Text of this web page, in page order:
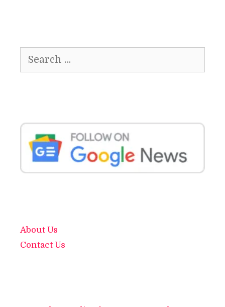
for:
About Us
Contact Us